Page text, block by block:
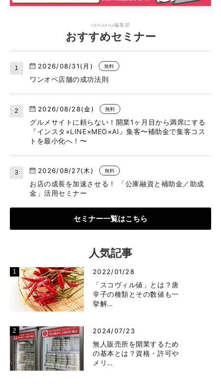
canaeru編集部
おすすめセミナー
2026/08/31(月) 無料
ワンオペ店舗の成功法則
2026/08/28(金) 無料
グルメサイトに頼らない！開業1ヶ月目から満席にする
『インスタ×LINE×MEO×AI』集客〜補助金で集客コス
トを最小化へ！〜
2026/08/27(木) 無料
お店の成長を加速させる！ 「公庫融資と補助金／助成
金」活用セミナー
セミナー一覧はこちら
人気記事
2022/01/28
「スコヴィル値」とは？唐
辛子の種類とその数値も一
挙解…
2024/07/23
無人販売所を開業するため
の基本とは？資格・許可や
メリ…